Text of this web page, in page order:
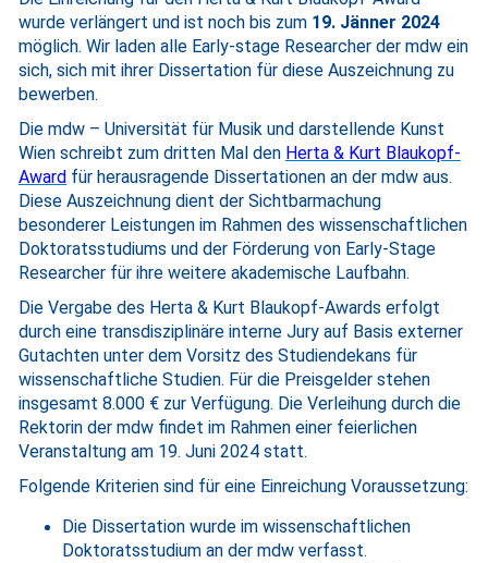
wurde verlängert und ist noch bis zum 19. Jänner 2024
möglich. Wir laden alle Early-stage Researcher der mdw ein
sich, sich mit ihrer Dissertation für diese Auszeichnung zu
bewerben.
Die mdw – Universität für Musik und darstellende Kunst
Wien schreibt zum dritten Mal den Herta & Kurt Blaukopf-
Award für herausragende Dissertationen an der mdw aus.
Diese Auszeichnung dient der Sichtbarmachung
besonderer Leistungen im Rahmen des wissenschaftlichen
Doktoratsstudiums und der Förderung von Early-Stage
Researcher für ihre weitere akademische Laufbahn.
Die Vergabe des Herta & Kurt Blaukopf-Awards erfolgt
durch eine transdisziplinäre interne Jury auf Basis externer
Gutachten unter dem Vorsitz des Studiendekans für
wissenschaftliche Studien. Für die Preisgelder stehen
insgesamt 8.000 € zur Verfügung. Die Verleihung durch die
Rektorin der mdw findet im Rahmen einer feierlichen
Veranstaltung am 19. Juni 2024 statt.
Folgende Kriterien sind für eine Einreichung Voraussetzung:
Die Dissertation wurde im wissenschaftlichen
Doktoratsstudium an der mdw verfasst.